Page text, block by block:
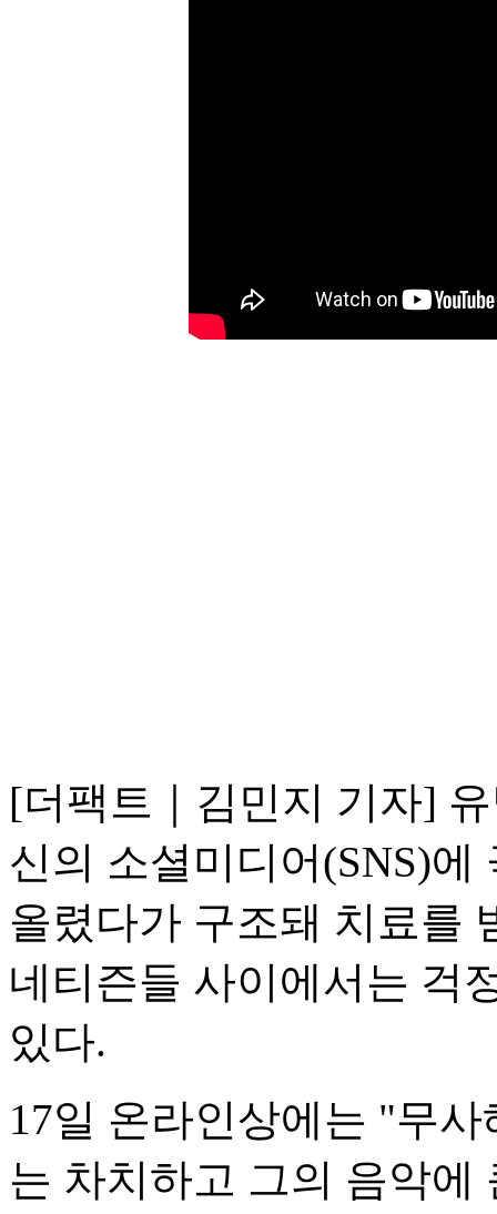
[더팩트｜김민지 기자]
신의 소셜미디어(SNS)
올렸다가 구조돼 치료를
네티즌들 사이에서는 걱
있다.
17일 온라인상에는 "무
는 차치하고 그의 음악에